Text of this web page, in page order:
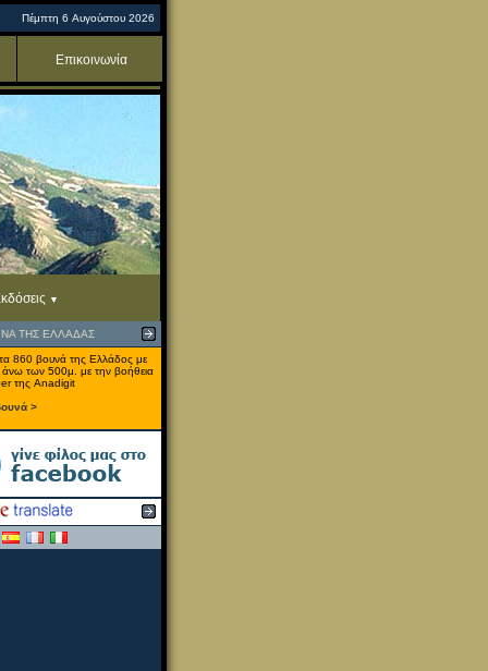
Πέμπτη 6 Αυγούστου 2026
Επικοινωνία
ΤΗΣ ΕΛΛΑΔΑΣ
860 βουνά της Ελλάδος με
των 500μ. με την βοήθεια
της Anadigit
>